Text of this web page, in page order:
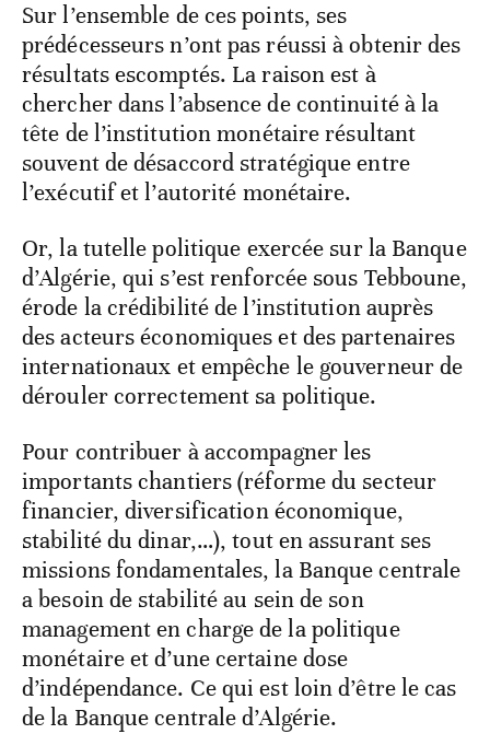
Sur l’ensemble de ces points, ses
prédécesseurs n’ont pas réussi à obtenir des
résultats escomptés. La raison est à
chercher dans l’absence de continuité à la
tête de l’institution monétaire résultant
souvent de désaccord stratégique entre
l’exécutif et l’autorité monétaire.
Or, la tutelle politique exercée sur la Banque
d’Algérie, qui s’est renforcée sous Tebboune,
érode la crédibilité de l’institution auprès
des acteurs économiques et des partenaires
internationaux et empêche le gouverneur de
dérouler correctement sa politique.
Pour contribuer à accompagner les
importants chantiers (réforme du secteur
financier, diversification économique,
stabilité du dinar,…), tout en assurant ses
missions fondamentales, la Banque centrale
a besoin de stabilité au sein de son
management en charge de la politique
monétaire et d’une certaine dose
d’indépendance. Ce qui est loin d’être le cas
de la Banque centrale d’Algérie.